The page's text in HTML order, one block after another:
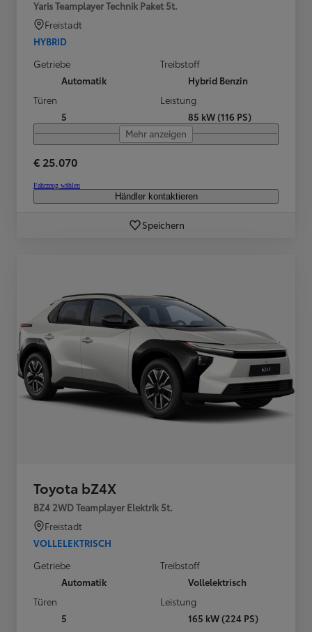
Yaris Teamplayer Technik Paket 5t.
Freistadt
HYBRID
Getriebe
Automatik
Treibstoff
Hybrid Benzin
Türen
5
Leistung
85 kW (116 PS)
Mehr anzeigen
€ 25.070
Fahrzeug wählen
Händler kontaktieren
Speichern
Toyota bZ4X
BZ4 2WD Teamplayer Elektrik 5t.
Freistadt
VOLLELEKTRISCH
Getriebe
Automatik
Treibstoff
Vollelektrisch
Türen
5
Leistung
165 kW (224 PS)